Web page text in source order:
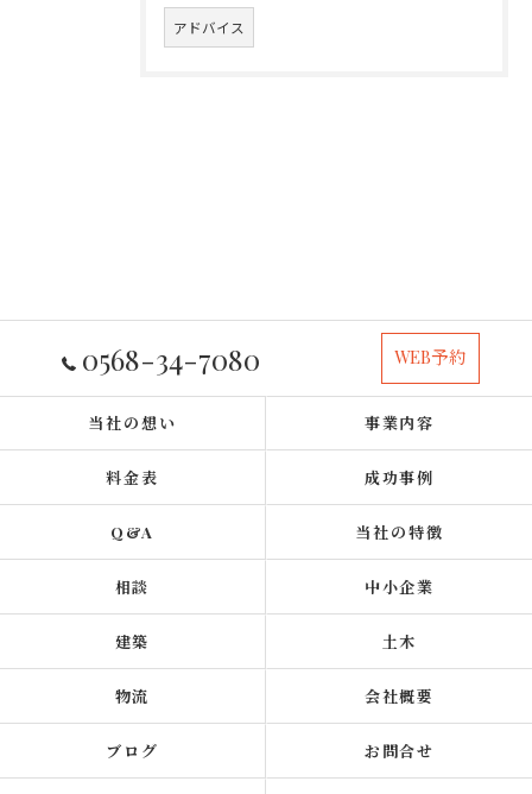
アドバイス
0568-34-7080 WEB予約
当社の想い 事業内容
料金表 成功事例
Q&A 当社の特徴
相談 中小企業
建築 土木
物流 会社概要
ブログ お問合せ